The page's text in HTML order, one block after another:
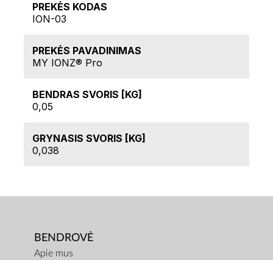
PREKĖS KODAS
ION-03
PREKĖS PAVADINIMAS
MY IONZ® Pro
BENDRAS SVORIS [KG]
0,05
GRYNASIS SVORIS [KG]
0,038
BENDROVĖ
Apie mus